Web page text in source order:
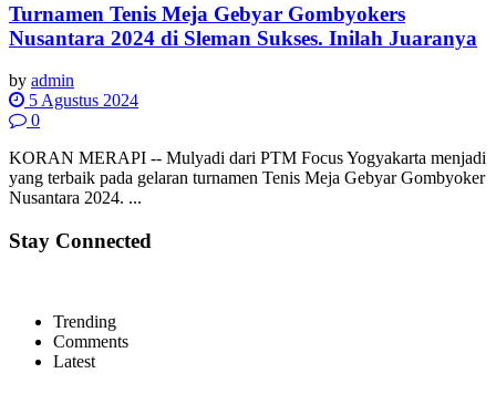
Turnamen Tenis Meja Gebyar Gombyokers
Nusantara 2024 di Sleman Sukses. Inilah Juaranya
by admin
5 Agustus 2024
0
KORAN MERAPI -- Mulyadi dari PTM Focus Yogyakarta menjadi
yang terbaik pada gelaran turnamen Tenis Meja Gebyar Gombyoker
Nusantara 2024. ...
Stay Connected
Trending
Comments
Latest